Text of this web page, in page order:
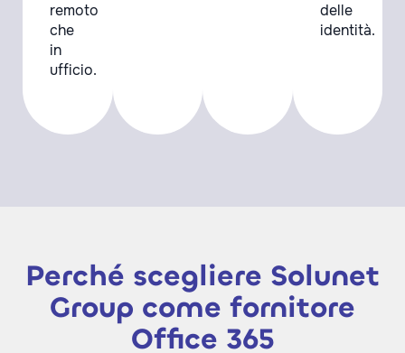
remoto
che
in
ufficio.
delle
identità.
Perché scegliere Solunet
Group come fornitore
Office 365